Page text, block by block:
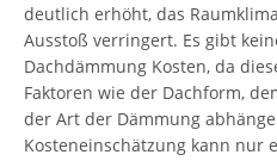
deutlich erhöht, das
Ausstoß verringert. Es gibt
Dachdämmung Kosten, da
Faktoren wie der Dachform,
der Art der Dämmung
Kosteneinschätzung kann nur